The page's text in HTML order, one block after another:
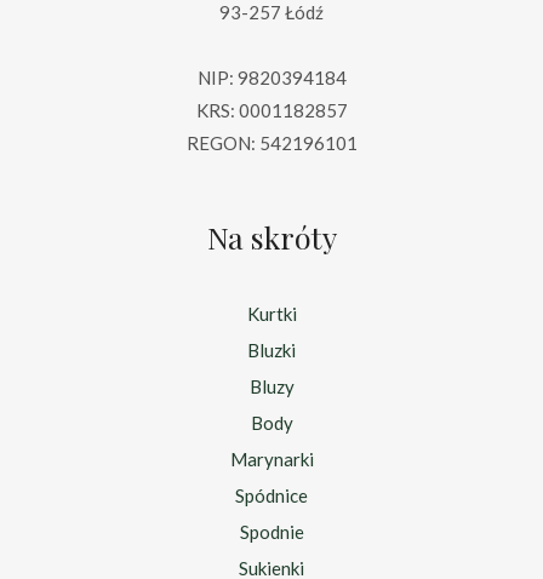
93-257 Łódź
NIP: 9820394184
KRS: 0001182857
REGON: 542196101
Na skróty
Kurtki
Bluzki
Bluzy
Body
Marynarki
Spódnice
Spodnie
Sukienki